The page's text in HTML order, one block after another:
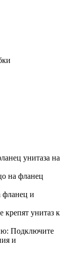
унитаза на
на фланец
фланец и
крепят унитаз к
Подключите
и